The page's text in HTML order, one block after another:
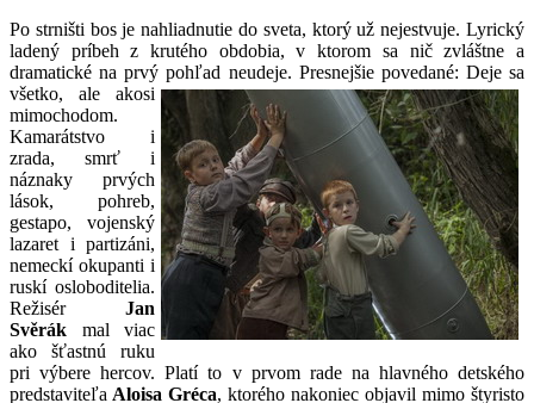
Po strništi bos je nahliadnutie do sveta, ktorý už nejestvuje. Lyrický
ladený príbeh z krutého obdobia, v ktorom sa nič zvláštne a
dramatické na prvý pohľad neudeje. Presnejšie povedané: Deje sa
všetko, ale akosi
mimochodom.
Kamarátstvo i
zrada, smrť i
náznaky prvých
lások, pohreb,
gestapo, vojenský
lazaret i partizáni,
nemeckí okupanti i
ruskí osloboditelia.
RežisérJan
Svěrák mal viac
ako šťastnú ruku
pri výbere hercov. Platí to v prvom rade na hlavného detského
predstaviteľa Aloisa Gréca, ktorého nakoniec objavil mimo štyristo